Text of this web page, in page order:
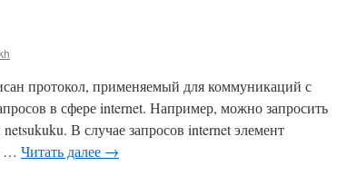
протокол, применяемый для коммуникаций с
в сфере internet. Например, можно запросить
В случае запросов internet элемент
… Читать далее →